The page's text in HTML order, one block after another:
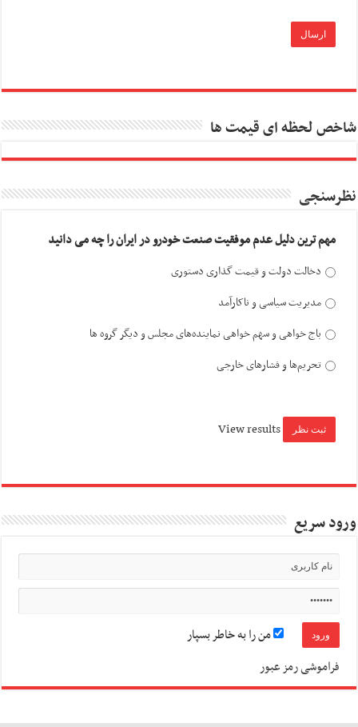
شاخص لحظه ای قیمت ها
نظرسنجی
مهم ترین دلیل عدم موفقیت صنعت خودرو در ایران را چه می دانید
دخالت دولت و قیمت گذاری دستوری
مدیریت سیاسی و ناکارآمد
باج خواهی و سهم خواهی نماینده‌های مجلس و دیگر گروه ها
تحریم‌ها و فشارهای خارجی
View results
ورود سریع
من را به خاطر بسپار
فراموشی رمز عبور